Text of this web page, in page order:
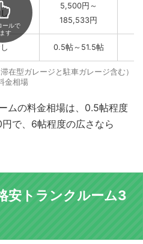
5,500円～
185,533円
0.5帖～51.5帖
ールで
す
在型ガレージと駐車ガレージ含む）
金相場
ムの料金相場は、0.5帖程度
で、6帖程度の広さなら
安トランクルーム3